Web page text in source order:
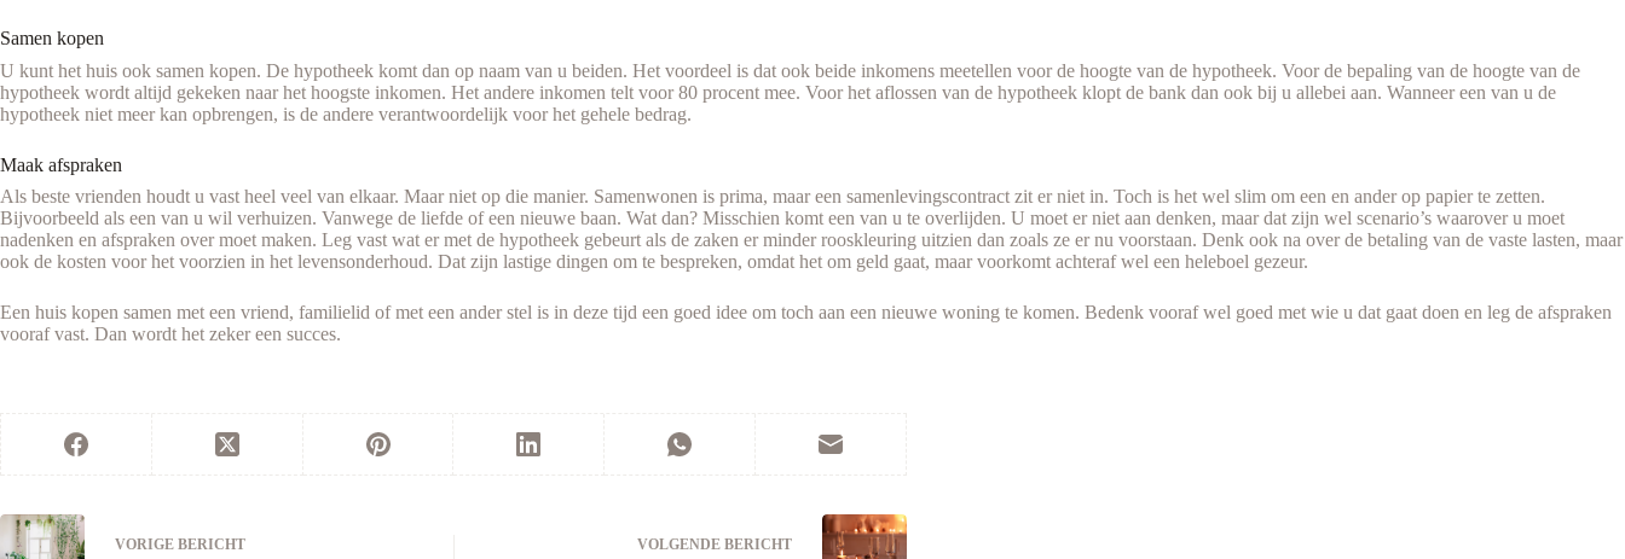
Samen kopen
U kunt het huis ook samen kopen. De hypotheek komt dan op naam van u beiden. Het voordeel is dat ook beide inkomens meetellen voor de hoogte van de hypotheek. Voor de bepaling van de hoogte van de
hypotheek wordt altijd gekeken naar het hoogste inkomen. Het andere inkomen telt voor 80 procent mee. Voor het aflossen van de hypotheek klopt de bank dan ook bij u allebei aan. Wanneer een van u de
hypotheek niet meer kan opbrengen, is de andere verantwoordelijk voor het gehele bedrag.
Maak afspraken
Als beste vrienden houdt u vast heel veel van elkaar. Maar niet op die manier. Samenwonen is prima, maar een samenlevingscontract zit er niet in. Toch is het wel slim om een en ander op papier te zetten.
Bijvoorbeeld als een van u wil verhuizen. Vanwege de liefde of een nieuwe baan. Wat dan? Misschien komt een van u te overlijden. U moet er niet aan denken, maar dat zijn wel scenario’s waarover u moet
nadenken en afspraken over moet maken. Leg vast wat er met de hypotheek gebeurt als de zaken er minder rooskleuring uitzien dan zoals ze er nu voorstaan. Denk ook na over de betaling van de vaste lasten, maar
ook de kosten voor het voorzien in het levensonderhoud. Dat zijn lastige dingen om te bespreken, omdat het om geld gaat, maar voorkomt achteraf wel een heleboel gezeur.
Een huis kopen samen met een vriend, familielid of met een ander stel is in deze tijd een goed idee om toch aan een nieuwe woning te komen. Bedenk vooraf wel goed met wie u dat gaat doen en leg de afspraken
vooraf vast. Dan wordt het zeker een succes.
VORIGE BERICHT VOLGENDE BERICHT